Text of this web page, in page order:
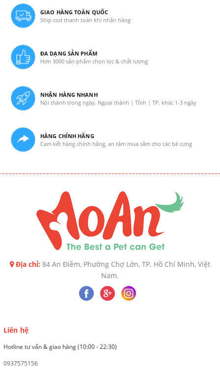
GIAO HÀNG TOÀN QUỐC
Ship cod thanh toán khi nhận hàng
ĐA DẠNG SẢN PHẨM
Hơn 3000 sản phẩm chọn lọc & chất lượng
NHẬN HÀNG NHANH
Nội thành trong ngày. Ngoại thành | Tỉnh | TP. khác 1-3 ngày
HÀNG CHÍNH HÃNG
Cam kết hàng chính hãng, an tâm mua sắm cho các bé cưng
Địa chỉ: 84 An Điềm, Phường Chợ Lớn, TP. Hồ Chí Minh, Việt
Nam.
Liên hệ
Hotline tư vấn & giao hàng (10:00 - 22:30)
0937575156